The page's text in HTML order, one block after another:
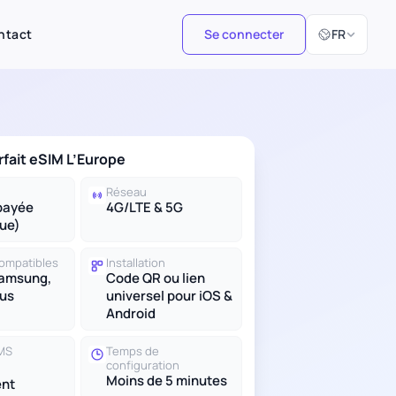
Se connecter FR
Sélectionner
eSIM L’Europe
Réseau
4G/LTE & 5G
Installation
Code QR ou lien
universel pour iOS &
Android
Temps de
configuration
Moins de 5 minutes